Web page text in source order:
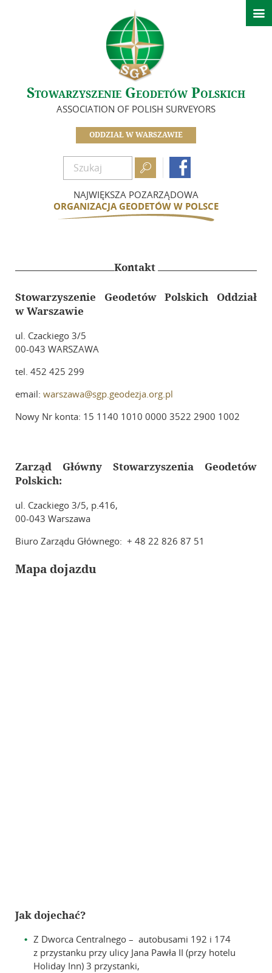
Stowarzyszenie Geodetów Polskich
ASSOCIATION OF POLISH SURVEYORS
ODDZIAŁ W WARSZAWIE
 
NAJWIĘKSZA POZARZĄDOWA
ORGANIZACJA GEODETÓW W POLSCE

Aktualności
Kalendarz wydarzeń
O nas
Zarząd
Koła Oddziału Warszawskiego
Sekcje
Dokumenty
Szkolenia
Galeria
Kontakt
Stowarzyszenie Geodetów Polskich Oddział
w Warszawie
ul. Czackiego 3/5
00-043 WARSZAWA
tel. 452 425 299
email: warszawa@sgp.geodezja.org.pl
Nowy Nr konta: 15 1140 1010 0000 3522 2900 1002
Zarząd Główny Stowarzyszenia Geodetów
Polskich:
ul. Czackiego 3/5, p.416,
00-043 Warszawa
Biuro Zarządu Głównego: + 48 22 826 87 51
Mapa dojazdu
Jak dojechać?
Z Dworca Centralnego – autobusami 192 i 174
z przystanku przy ulicy Jana Pawła II (przy hotelu
Holiday Inn) 3 przystanki,